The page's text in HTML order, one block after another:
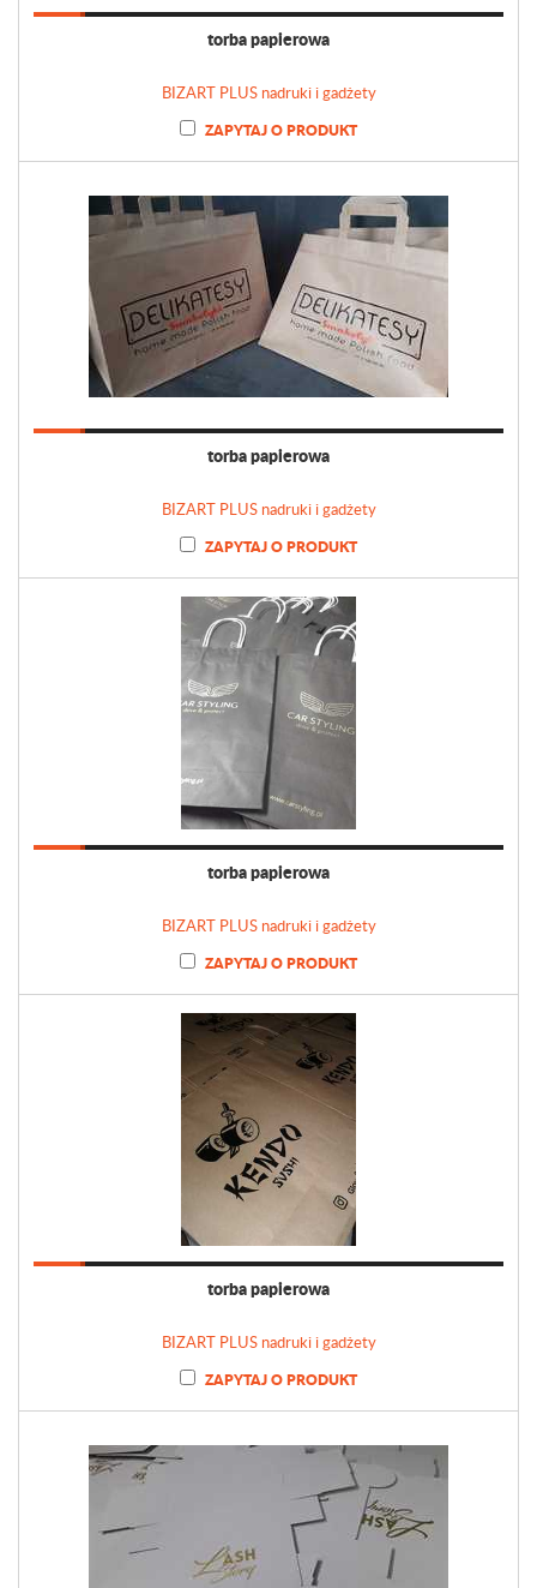
torba papierowa
BIZART PLUS nadruki i gadżety
ZAPYTAJ O PRODUKT
torba papierowa
BIZART PLUS nadruki i gadżety
ZAPYTAJ O PRODUKT
torba papierowa
BIZART PLUS nadruki i gadżety
ZAPYTAJ O PRODUKT
torba papierowa
BIZART PLUS nadruki i gadżety
ZAPYTAJ O PRODUKT